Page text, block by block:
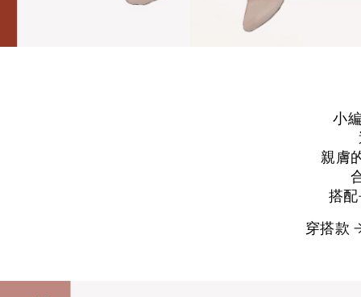
小
親膚
搭
穿搭款